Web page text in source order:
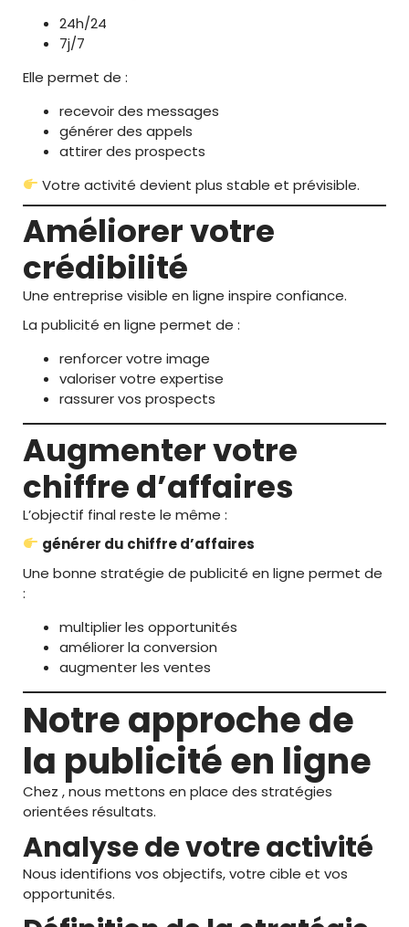
24h/24
7j/7
Elle permet de :
recevoir des messages
générer des appels
attirer des prospects
Votre activité devient plus stable et prévisible.
Améliorer votre
crédibilité
Une entreprise visible en ligne inspire confiance.
La publicité en ligne permet de :
renforcer votre image
valoriser votre expertise
rassurer vos prospects
Augmenter votre
chiffre d’affaires
L’objectif final reste le même :
générer du chiffre d’affaires
Une bonne stratégie de publicité en ligne permet de
:
multiplier les opportunités
améliorer la conversion
augmenter les ventes
Notre approche de
la publicité en ligne
Chez , nous mettons en place des stratégies
orientées résultats.
Analyse de votre activité
Nous identifions vos objectifs, votre cible et vos
opportunités.